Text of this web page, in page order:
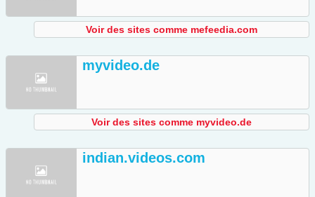
Voir des sites comme mefeedia.com
myvideo.de
Voir des sites comme myvideo.de
indian.videos.com